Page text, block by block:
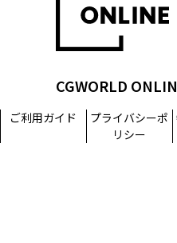
CGWORLD
ご利用ガイド
プライバシーポ
リシー